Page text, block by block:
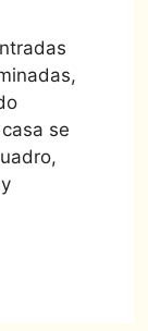
se